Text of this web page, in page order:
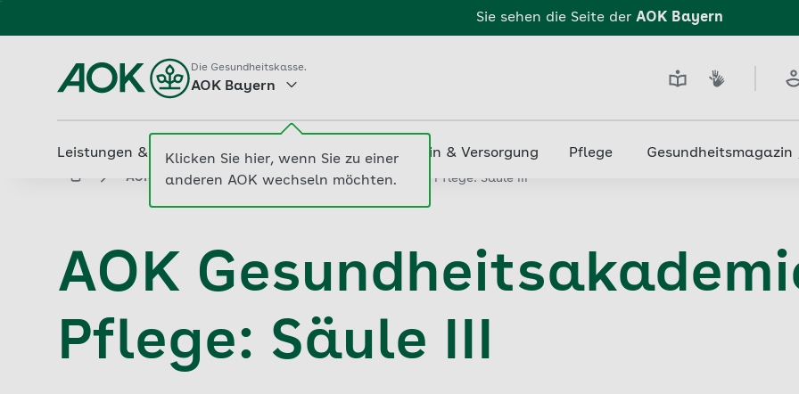
Sie sehen die Seite der AOK Bayern
AOK Bayern
Leistungen & Services Beiträge & Tarife Medizin & Versorgung
aok.de AOK Bayern AOK Gesundheitsakademie für Pflege: Säule III
AOK
Pflege: Säule III